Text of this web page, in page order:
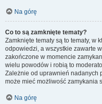
Na górę
Co to są zamknięte tematy?
Zamknięte tematy są to tematy, w
odpowiedzi, a wszystkie zawarte
zakończone w momencie
wielu powodów i robią to
Zależnie od uprawnień nadanych
może mieć możliwość zamykania
Na górę